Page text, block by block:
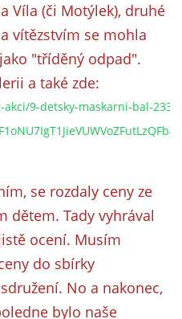
Víla (či Motýlek), druhé
vítězstvím se mohla
"tříděný odpad".
a také zde:
9-detsky-maskarni-bal-
se rozdaly ceny ze
dětem. Tady vyhrával
ocení. Musím
do sbírky
No a nakonec,
bylo naše